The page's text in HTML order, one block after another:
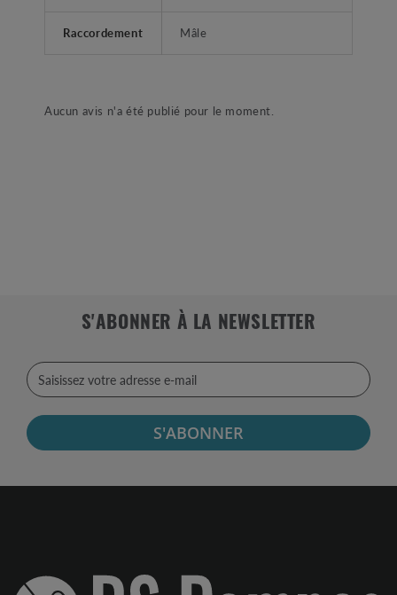
Raccordement Mâle
Aucun avis n'a été publié pour le moment.
S'ABONNER À LA NEWSLETTER
S'ABONNER